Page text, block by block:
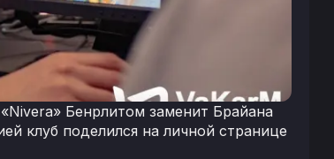
Бенрлитом заменит Брайана
клуб поделился на личной странице